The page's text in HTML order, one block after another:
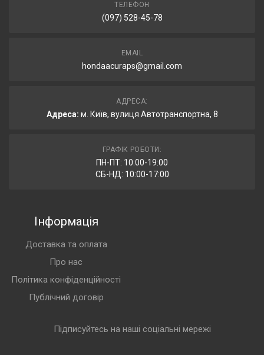
ТЕЛЕФОН
(097) 528-45-78
EMAIL
hondaacuraps@gmail.com
АДРЕСА:
Адреса: м. Київ, вулиця Автотранспортна, 8
ГРАФІК РОБОТИ:
ПН-ПТ: 10:00-19:00
СБ-НД: 10:00-17:00
Інформація
Доставка та оплата
Про нас
Політика конфіденційності
Публічний договір
Підписуйтесь на наші соціальні мережі